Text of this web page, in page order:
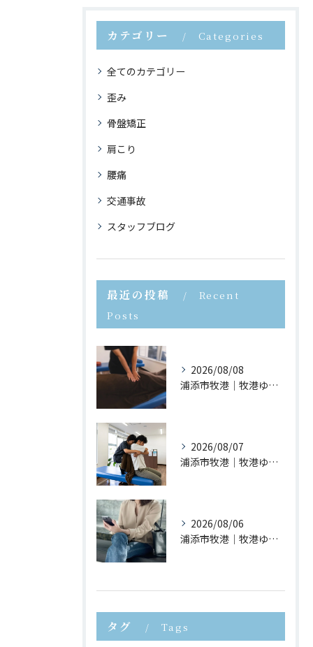
カテゴリー Categories
全てのカテゴリー
歪み
骨盤矯正
肩こり
腰痛
交通事故
スタッフブログ
最近の投稿
Recent
Posts
2026/08/08
浦添市牧港｜牧港ゆがみ鍼灸整骨院｜反り腰を放置するとどうなる？
2026/08/07
浦添市牧港｜牧港ゆがみ鍼灸整骨院｜猫背が疲れやすさにつながる理由とは？
2026/08/06
浦添市牧港｜牧港ゆがみ鍼灸整骨院｜スマホ首が身体に与える影響とは？
タグ Tags